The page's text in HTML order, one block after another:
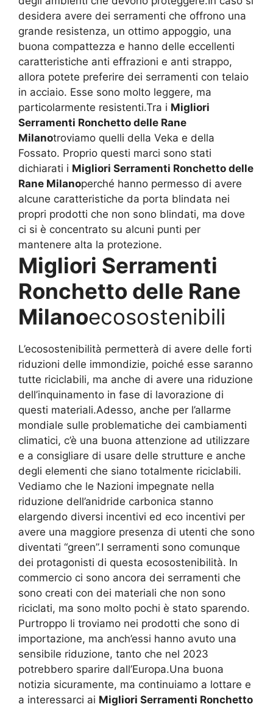
desidera avere dei serramenti che offrono una
grande resistenza, un ottimo appoggio, una
buona compattezza e hanno delle eccellenti
caratteristiche anti effrazioni e anti strappo,
allora potete preferire dei serramenti con telaio
in acciaio. Esse sono molto leggere, ma
particolarmente resistenti.Tra i Migliori
Serramenti Ronchetto delle Rane
Milanotroviamo quelli della Veka e della
Fossato. Proprio questi marci sono stati
dichiarati i Migliori Serramenti Ronchetto delle
Rane Milanoperché hanno permesso di avere
alcune caratteristiche da porta blindata nei
propri prodotti che non sono blindati, ma dove
ci si è concentrato su alcuni punti per
mantenere alta la protezione.
Migliori Serramenti
Ronchetto delle Rane
Milanoecosostenibili
L’ecosostenibilità permetterà di avere delle forti
riduzioni delle immondizie, poiché esse saranno
tutte riciclabili, ma anche di avere una riduzione
dell’inquinamento in fase di lavorazione di
questi materiali.Adesso, anche per l’allarme
mondiale sulle problematiche dei cambiamenti
climatici, c’è una buona attenzione ad utilizzare
e a consigliare di usare delle strutture e anche
degli elementi che siano totalmente riciclabili.
Vediamo che le Nazioni impegnate nella
riduzione dell’anidride carbonica stanno
elargendo diversi incentivi ed eco incentivi per
avere una maggiore presenza di utenti che sono
diventati “green”.I serramenti sono comunque
dei protagonisti di questa ecosostenibilità. In
commercio ci sono ancora dei serramenti che
sono creati con dei materiali che non sono
riciclati, ma sono molto pochi è stato sparendo.
Purtroppo li troviamo nei prodotti che sono di
importazione, ma anch’essi hanno avuto una
sensibile riduzione, tanto che nel 2023
potrebbero sparire dall’Europa.Una buona
notizia sicuramente, ma continuiamo a lottare e
a interessarci ai Migliori Serramenti Ronchetto